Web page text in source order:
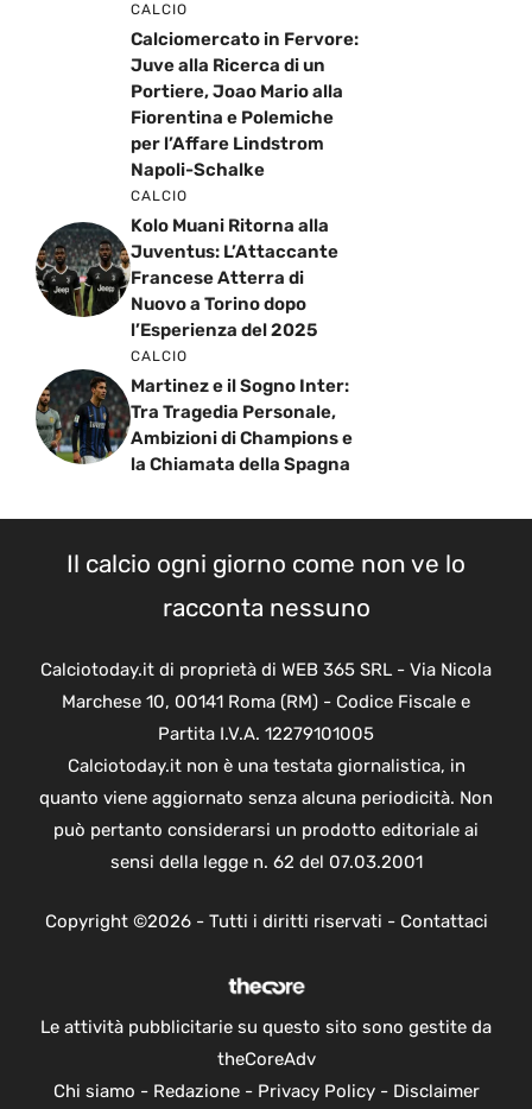
CALCIO
Calciomercato in Fervore:
Juve alla Ricerca di un
Portiere, Joao Mario alla
Fiorentina e Polemiche
per l’Affare Lindstrom
Napoli-Schalke
CALCIO
Kolo Muani Ritorna alla
Juventus: L’Attaccante
Francese Atterra di
Nuovo a Torino dopo
l’Esperienza del 2025
CALCIO
Martinez e il Sogno Inter:
Tra Tragedia Personale,
Ambizioni di Champions e
la Chiamata della Spagna
Il calcio ogni giorno come non ve lo
racconta nessuno
Calciotoday.it di proprietà di WEB 365 SRL - Via Nicola
Marchese 10, 00141 Roma (RM) - Codice Fiscale e
Partita I.V.A. 12279101005
Calciotoday.it non è una testata giornalistica, in
quanto viene aggiornato senza alcuna periodicità. Non
può pertanto considerarsi un prodotto editoriale ai
sensi della legge n. 62 del 07.03.2001
Copyright ©2026 - Tutti i diritti riservati - Contattaci
Le attività pubblicitarie su questo sito sono gestite da
theCoreAdv
Chi siamo - Redazione- Privacy Policy- Disclaimer